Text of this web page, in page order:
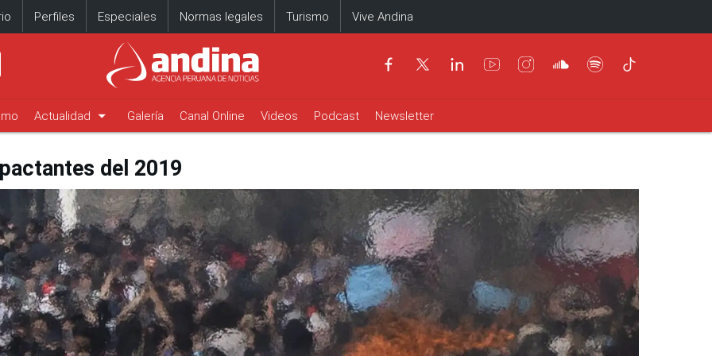
Perfiles Especiales Normas legales Turismo Vive Andina
Actualidad arrow_drop_down Galería Canal Online Videos Podcast Newsletter
del 2019